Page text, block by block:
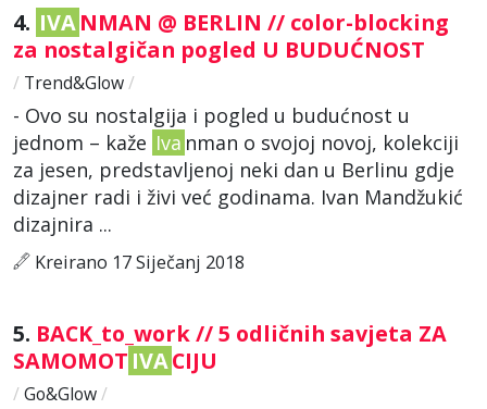
4. IVANMAN @ BERLIN // color-blocking
za nostalgičan pogled U BUDUĆNOST
/ Trend&Glow/
- Ovo su nostalgija i pogled u budućnost u
jednom – kaže Iva nman o svojoj novoj, kolekciji
za jesen, predstavljenoj neki dan u Berlinu gdje
dizajner radi i živi već godinama. Ivan Mandžukić
dizajnira ...
Kreirano 17 Siječanj 2018
5. BACK_to_work // 5 odličnih savjeta ZA
SAMOMOT IVACIJU
/ Go&Glow/